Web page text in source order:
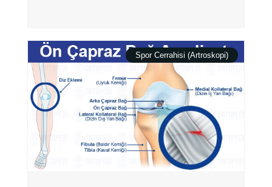
Spor Cerrahisi (Artroskopi)